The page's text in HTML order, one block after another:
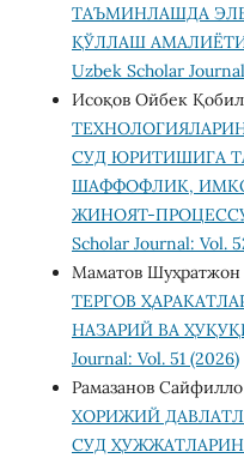
ТАЪМИНЛАШДА
ҚЎЛЛАШ
Uzbek Scholar
Исоқов Ойбек
СУД ЮРИТИШИГА
ШАФФОФЛИК,
ЖИНОЯТ-
Scholar Journal: Vol.
Маматов
ТЕРГОВ
НАЗАРИЙ ВА
Journal: Vol. 51 (2026)
Рамазанов
ХОРИЖИЙ
СУД